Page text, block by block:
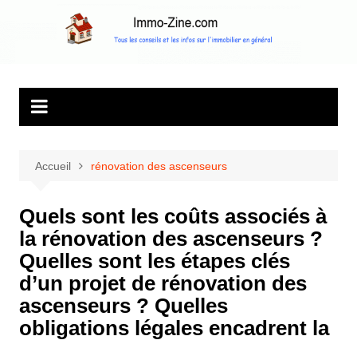
Immo Zine, le
d'information sur
Tous les conseils et les infos sur l'immobilier en général
Accueil rénovation des ascenseurs
Quels sont les coûts associés à
la rénovation des ascenseurs ?
Quelles sont les étapes clés
d’un projet de rénovation des
ascenseurs ? Quelles
obligations légales encadrent la